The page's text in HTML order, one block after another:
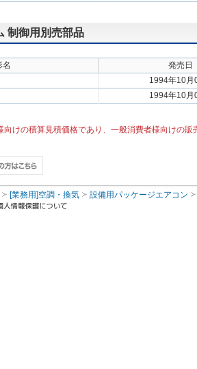
制御用別売部品
名
発売日
1994年10月
1994年10月
けの積算見積価格であり、一般消費者様向けの販
[業務用]空調・換気 設備用パッケージエアコン